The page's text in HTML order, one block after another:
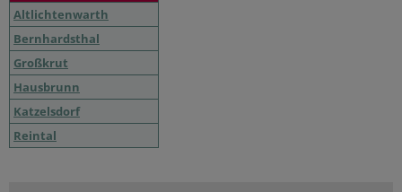
Altlichtenwarth
Bernhardsthal
Großkrut
Hausbrunn
Katzelsdorf
Reintal